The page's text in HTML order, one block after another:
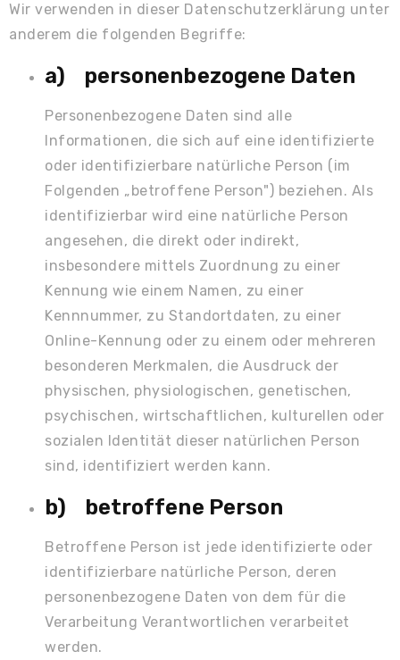
Wir verwenden in dieser Datenschutzerklärung unter
anderem die folgenden Begriffe:
a) personenbezogene Daten
Personenbezogene Daten sind alle
Informationen, die sich auf eine identifizierte
oder identifizierbare natürliche Person (im
Folgenden „betroffene Person") beziehen. Als
identifizierbar wird eine natürliche Person
angesehen, die direkt oder indirekt,
insbesondere mittels Zuordnung zu einer
Kennung wie einem Namen, zu einer
Kennnummer, zu Standortdaten, zu einer
Online-Kennung oder zu einem oder mehreren
besonderen Merkmalen, die Ausdruck der
physischen, physiologischen, genetischen,
psychischen, wirtschaftlichen, kulturellen oder
sozialen Identität dieser natürlichen Person
sind, identifiziert werden kann.
b) betroffene Person
Betroffene Person ist jede identifizierte oder
identifizierbare natürliche Person, deren
personenbezogene Daten von dem für die
Verarbeitung Verantwortlichen verarbeitet
werden.